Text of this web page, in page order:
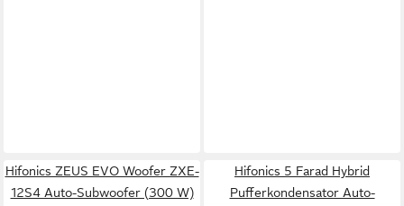
Hifonics ZEUS EVO Woofer ZXE-
12S4 Auto-Subwoofer (300 W)
Hifonics 5 Farad Hybrid
Pufferkondensator Auto-